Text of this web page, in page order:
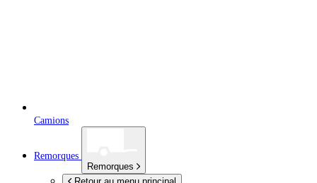
Camions
Remorques
Remorques